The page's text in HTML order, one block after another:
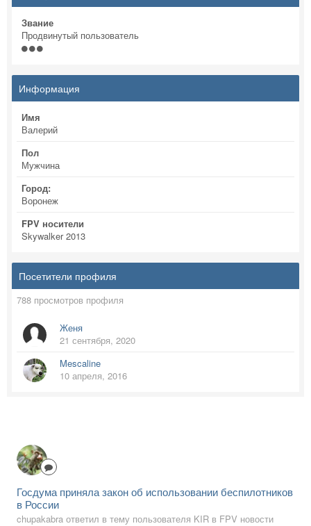
Звание
Продвинутый пользователь
Информация
Имя
Валерий
Пол
Мужчина
Город:
Воронеж
FPV носители
Skywalker 2013
Посетители профиля
788 просмотров профиля
Женя
21 сентября, 2020
Mescaline
10 апреля, 2016
Госдума приняла закон об использовании беспилотников
в России
chupakabra ответил в тему пользователя KIR в FPV новости